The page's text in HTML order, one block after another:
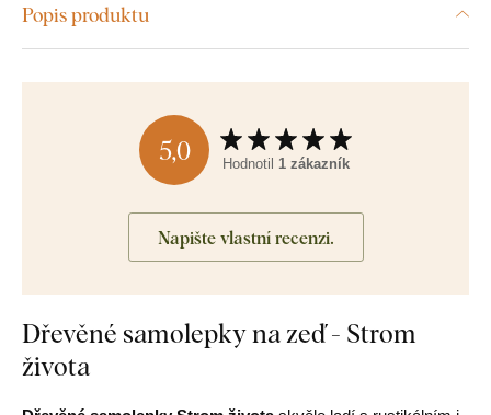
Popis produktu
5,0 Hodnotil 1 zákazník
Napište vlastní recenzi.
Dřevěné samolepky na zeď - Strom
života